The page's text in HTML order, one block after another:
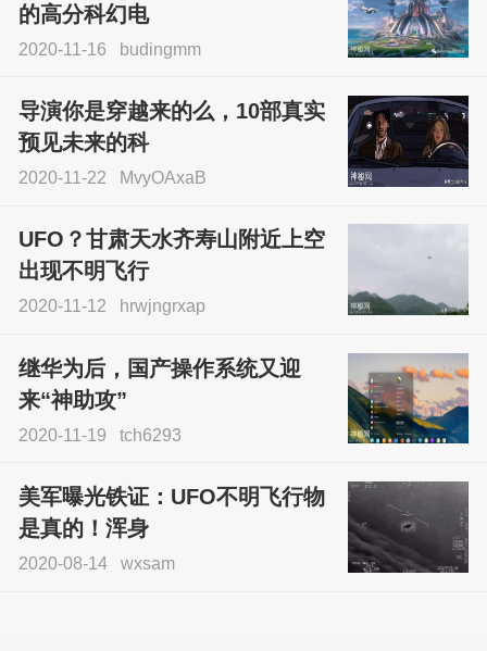
的高分科幻电
2020-11-16 budingmm
导演你是穿越来的么，10部真实
预见未来的科
2020-11-22 MvyOAxaB
UFO？甘肃天水齐寿山附近上空
出现不明飞行
2020-11-12 hrwjngrxap
继华为后，国产操作系统又迎
来“神助攻”
2020-11-19 tch6293
美军曝光铁证：UFO不明飞行物
是真的！浑身
2020-08-14 wxsam